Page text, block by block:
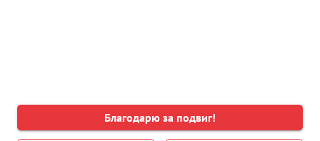
Благодарю за подвиг!